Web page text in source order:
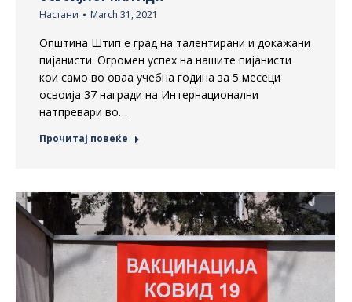
Настани March 31, 2021
Општина Штип е град на талентирани и докажани
пијанисти. Огромен успех на нашите пијанисти
кои само во оваа учебна година за 5 месеци
освоија 37 награди на Интернационални
натпревари во…
Прочитај повеќе